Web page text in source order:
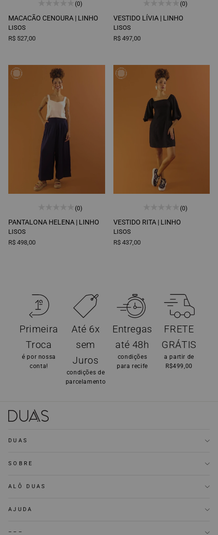
(0)
MACACÃO CENOURA | LINHO
LISOS
R$ 527,00
(0)
VESTIDO LÍVIA | LINHO
LISOS
R$ 497,00
(0)
PANTALONA HELENA | LINHO
LISOS
R$ 498,00
(0)
VESTIDO RITA | LINHO
LISOS
R$ 437,00
Primeira
Troca
é por nossa
conta!
Até 6x
sem
Juros
condições de
parcelamento
Entregas
até 48h
condições
para recife
FRETE
GRÁTIS
a partir de
R$499,00
DUAS
SOBRE
ALÔ DUAS
AJUDA
–––